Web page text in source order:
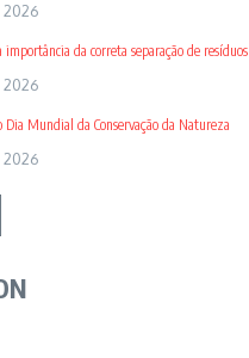
2026
importância da correta separação de resíduos
2026
Dia Mundial da Conservação da Natureza
2026